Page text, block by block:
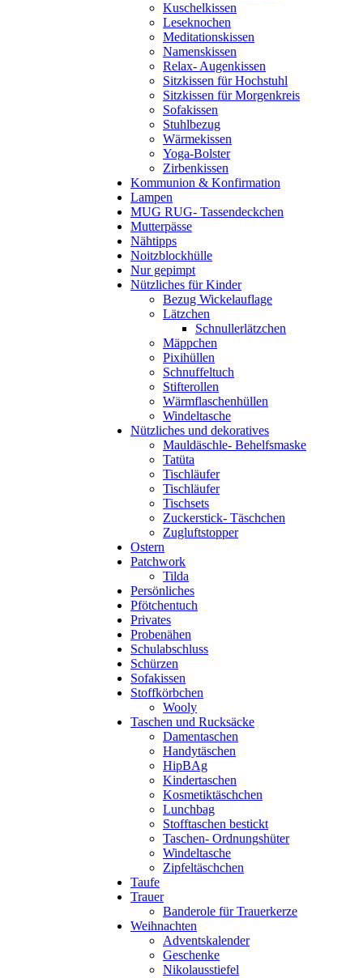
Kuschelkissen
Leseknochen
Meditationskissen
Namenskissen
Relax- Augenkissen
Sitzkissen für Hochstuhl
Sitzkissen für Morgenkreis
Sofakissen
Stuhlbezug
Wärmekissen
Yoga-Bolster
Zirbenkissen
Kommunion & Konfirmation
Lampen
MUG RUG- Tassendeckchen
Mutterpässe
Nähtipps
Noitzblockhülle
Nur gepimpt
Nützliches für Kinder
Bezug Wickelauflage
Lätzchen
Schnullerlätzchen
Mäppchen
Pixihüllen
Schnuffeltuch
Stifterollen
Wärmflaschenhüllen
Windeltasche
Nützliches und dekoratives
Mauldäschle- Behelfsmaske
Tatüta
Tischläufer
Tischläufer
Tischsets
Zuckerstick- Täschchen
Zugluftstopper
Ostern
Patchwork
Tilda
Persönliches
Pfötchentuch
Privates
Probenähen
Schulabschluss
Schürzen
Sofakissen
Stoffkörbchen
Wooly
Taschen und Rucksäcke
Damentaschen
Handytäschen
HipBAg
Kindertaschen
Kosmetiktäschchen
Lunchbag
Stofftaschen bestickt
Taschen- Ordnungshüter
Windeltasche
Zipfeltäschchen
Taufe
Trauer
Banderole für Trauerkerze
Weihnachten
Adventskalender
Geschenke
Nikolausstiefel